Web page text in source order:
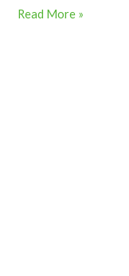
Read More »